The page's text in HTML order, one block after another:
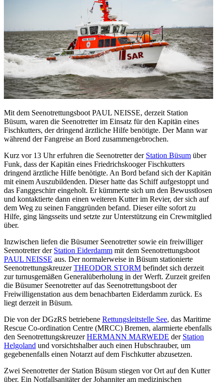
Mit dem Seenotrettungsboot PAUL NEISSE, derzeit Station
Büsum, waren die Seenotretter im Einsatz für den Kapitän eines
Fischkutters, der dringend ärztliche Hilfe benötigte. Der Mann war
während der Fangreise an Bord zusammengebrochen.
Kurz vor 13 Uhr erfuhren die Seenotretter der Station Büsum über
Funk, dass der Kapitän eines Friedrichskooger Fischkutters
dringend ärztliche Hilfe benötigte. An Bord befand sich der Kapitän
mit einem Auszubildenden. Dieser hatte das Schiff aufgestoppt und
das Fanggeschirr eingeholt. Er kümmerte sich um den Bewusstlosen
und kontaktierte dann einen weiteren Kutter im Revier, der sich auf
dem Weg zu seinen Fanggründen befand. Dieser eilte sofort zu
Hilfe, ging längsseits und setzte zur Unterstützung ein Crewmitglied
über.
Inzwischen liefen die Büsumer Seenotretter sowie ein freiwilliger
Seenotretter der Station Eiderdamm mit dem Seenotrettungsboot
PAUL NEISSE aus. Der normalerweise in Büsum stationierte
SeenotrettungskreuzerTHEODOR STORM befindet sich derzeit
zur turnusgemäßen Generalüberholung in der Werft. Zurzeit greifen
die Büsumer Seenotretter auf das Seenotrettungsboot der
Freiwilligenstation aus dem benachbarten Eiderdamm zurück. Es
liegt derzeit in Büsum.
Die von der DGzRS betriebene Rettungsleitstelle See, das Maritime
Rescue Co-ordination Centre (MRCC) Bremen, alarmierte ebenfalls
den SeenotrettungskreuzerHERMANN MARWEDE der Station
Helgoland und vorsichtshalber auch einen Hubschrauber, um
gegebenenfalls einen Notarzt auf dem Fischkutter abzusetzen.
Zwei Seenotretter der Station Büsum stiegen vor Ort auf den Kutter
über. Ein Notfallsanitäter der Johanniter am medizinischen